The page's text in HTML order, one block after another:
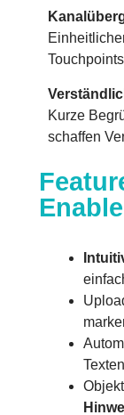
Kurze
schaffen